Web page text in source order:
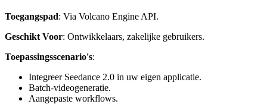
Toegangspad: Via Volcano Engine API.
Geschikt Voor: Ontwikkelaars, zakelijke gebruikers.
Toepassingsscenario's:
Integreer Seedance 2.0 in uw eigen applicatie.
Batch-videogeneratie.
Aangepaste workflows.